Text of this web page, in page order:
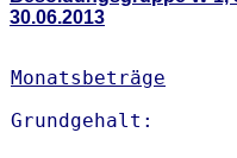
30.06.2013
Monatsbeträge